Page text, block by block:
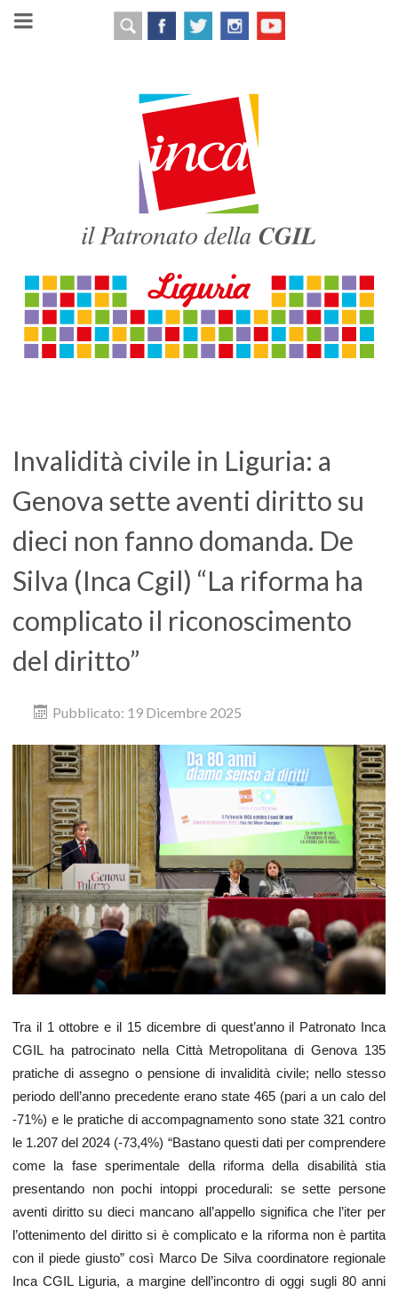
Invalidità civile in Liguria: a
Genova sette aventi diritto su
dieci non fanno domanda. De
Silva (Inca Cgil) “La riforma ha
complicato il riconoscimento
del diritto”
Pubblicato: 19 Dicembre 2025
Tra il 1 ottobre e il 15 dicembre di quest’anno il Patronato Inca
CGIL ha patrocinato nella Città Metropolitana di Genova 135
pratiche di assegno o pensione di invalidità civile; nello stesso
periodo dell’anno precedente erano state 465 (pari a un calo del
-71%) e le pratiche di accompagnamento sono state 321 contro
le 1.207 del 2024 (-73,4%) “Bastano questi dati per comprendere
come la fase sperimentale della riforma della disabilità stia
presentando non pochi intoppi procedurali: se sette persone
aventi diritto su dieci mancano all’appello significa che l’iter per
l’ottenimento del diritto si è complicato e la riforma non è partita
con il piede giusto” così Marco De Silva coordinatore regionale
Inca CGIL Liguria, a margine dell’incontro di oggi sugli 80 anni